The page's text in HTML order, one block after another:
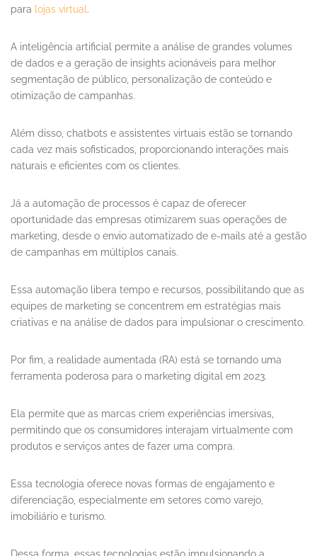
para lojas virtual .
A inteligência artificial permite a análise de grandes volumes
de dados e a geração de insights acionáveis para melhor
segmentação de público, personalização de conteúdo e
otimização de campanhas.
Além disso, chatbots e assistentes virtuais estão se tornando
cada vez mais sofisticados, proporcionando interações mais
naturais e eficientes com os clientes.
Já a automação de processos é capaz de oferecer
oportunidade das empresas otimizarem suas operações de
marketing, desde o envio automatizado de e-mails até a gestão
de campanhas em múltiplos canais.
Essa automação libera tempo e recursos, possibilitando que as
equipes de marketing se concentrem em estratégias mais
criativas e na análise de dados para impulsionar o crescimento.
Por fim, a realidade aumentada (RA) está se tornando uma
ferramenta poderosa para o marketing digital em 2023.
Ela permite que as marcas criem experiências imersivas,
permitindo que os consumidores interajam virtualmente com
produtos e serviços antes de fazer uma compra.
Essa tecnologia oferece novas formas de engajamento e
diferenciação, especialmente em setores como varejo,
imobiliário e turismo.